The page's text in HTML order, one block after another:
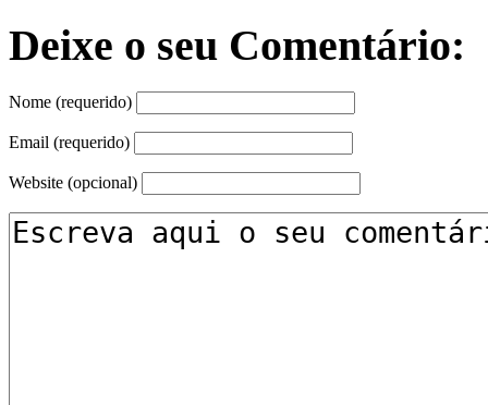
Deixe o seu Comentário:
Nome (requerido)
Email (requerido)
Website (opcional)